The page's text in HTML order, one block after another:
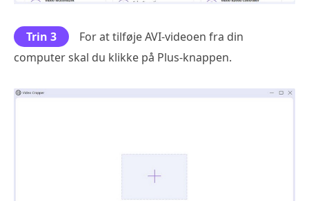
Trin 3
For at tilføje AVI-videoen fra din
computer skal du klikke på Plus-knappen.